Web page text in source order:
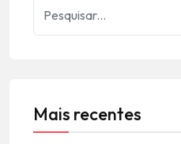
Mais recentes